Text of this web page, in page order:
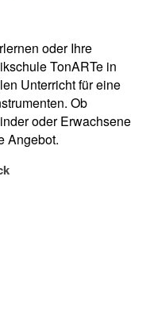
oder Ihre
TonARTe in
Unterricht für eine
Ob
oder Erwachsene
Angebot.